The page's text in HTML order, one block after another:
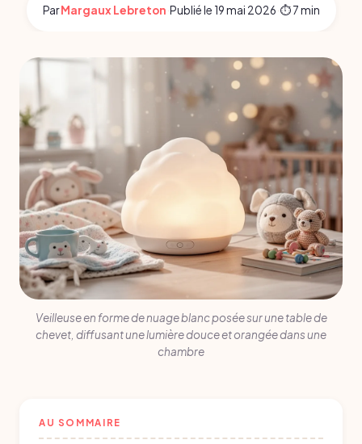
ParMargaux Lebreton·Publié le 19 mai 2026·⏱ 7 min
Veilleuse en forme de nuage blanc posée sur une table de
chevet, diffusant une lumière douce et orangée dans une
chambre
AU SOMMAIRE